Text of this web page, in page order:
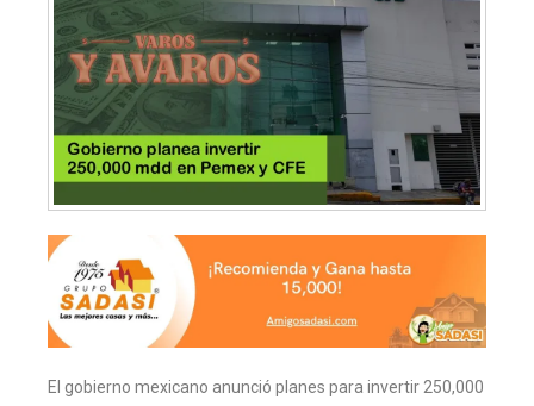
El gobierno mexicano anunció planes para invertir 250,000